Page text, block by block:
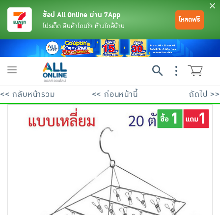
เครื่องดื่มและผงชงดื่ม
พระเครื่อง test pop
ช้อป All Online ผ่าน 7App
โปรเด็ด สินค้าโดนใจ ห้างใกล้บ้าน
โหลดฟรี
Toggle
<< กลับหน้ารวม << ก่อนหน้านี้ ถัดไป >>